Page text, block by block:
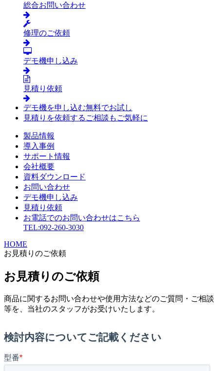
総合お問い合わせ
修理のご依頼
デモ機申し込み
見積り依頼
デモ機を申し込む無料でお試し
見積りを依頼する ご相談もご気軽に
製品情報
導入事例
サポート情報
会社概要
資料ダウンロード
お問い合わせ
デモ機申し込み
見積り依頼
お電話でのお問い合わせはこちら
TEL:092-260-3030
HOME
お見積りのご依頼
お見積りのご依頼
商品に関するお問い合わせや使用方法などのご質問・ご相談
等を、当社のスタッフがお受けいたします。